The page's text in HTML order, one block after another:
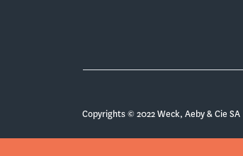
Copyrights © 2022 Weck, Aeby & Cie SA